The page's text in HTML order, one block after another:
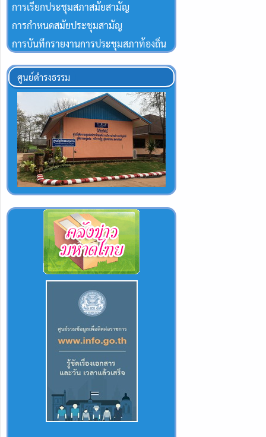
การเรียกประชุมสภาสมัยสามัญ
การกำหนดสมัยประชุมสามัญ
การบันทึกรายงานการประชุมสภาท้องถิ่น
ศูนย์ดำรงธรรม